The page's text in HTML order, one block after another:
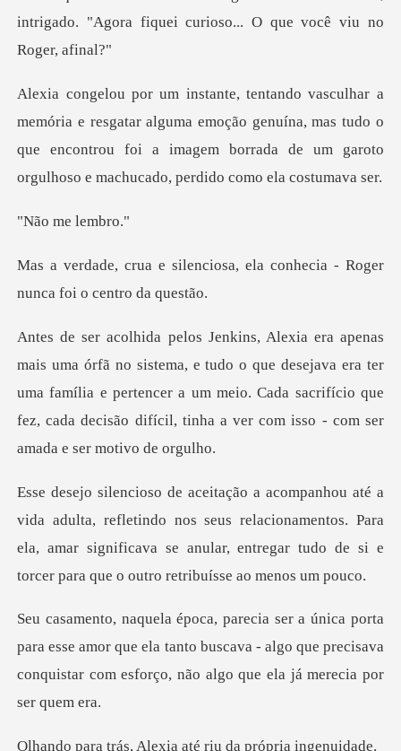
intrigado. "Agora fiquei curi
ar alguma emoção genuína, mas tudo o
que encontrou foi a imagem borrad
me le
iosa, ela conhecia - Roger
n
do o que desejava era ter
uma família e pertencer a um meio. Cada sacrifício que
fez,
tindo nos seus relacionamentos. Para
ela, amar significava se anular, ent
esse amor que ela tanto buscava - algo que precisava
conquist
Alexia até riu da p